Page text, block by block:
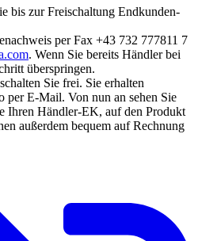
bis zur Freischaltung Endkunden-
per Fax +43 732 777811 7
. Wenn Sie bereits Händler bei
überspringen.
Sie frei. Sie erhalten
per E-Mail. Von nun an sehen Sie
Ihren Händler-EK, auf den Produkt
außerdem bequem auf Rechnung